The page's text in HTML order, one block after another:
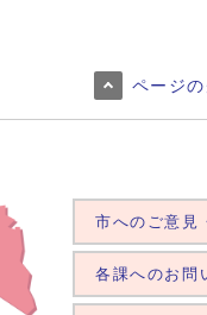
ページ
市へのご意見
各課へのお問